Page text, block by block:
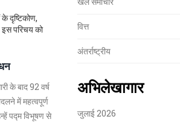
दृष्टिकोण,
इस परिचय को
के बाद 92 वर्ष
में महत्वपूर्ण
पद्म विभूषण से
वित्त
अंतर्राष्ट्रीय
अभिलेखागार
जुलाई 2026